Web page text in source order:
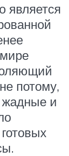
является
потому,
жадные и